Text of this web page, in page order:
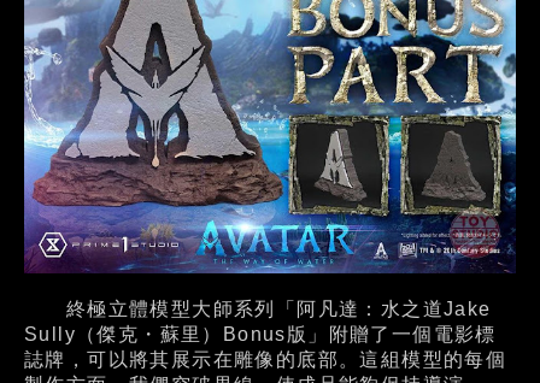
終極立體模型大師系列「阿凡達：水之道Jake
Sully（傑克・蘇里）Bonus版」附贈了一個電影標
誌牌，可以將其展示在雕像的底部。這組模型的每個